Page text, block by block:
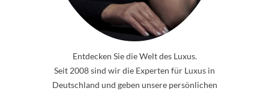
Entdecken Sie die Welt des Luxus.
Seit 2008 sind wir die Experten für Luxus in
Deutschland und geben unsere persönlichen